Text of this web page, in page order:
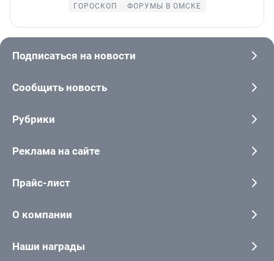
ГОРОСКОП
ФОРУМЫ В ОМСКЕ
Подписаться на новости
Сообщить новость
Рубрики
Реклама на сайте
Прайс-лист
О компании
Наши награды